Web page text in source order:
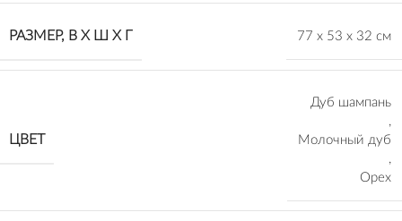
РАЗМЕР, В Х Ш Х Г 77 х 53 х 32 см
ЦВЕТ
Дуб шампань
,
Молочный дуб
,
Орех